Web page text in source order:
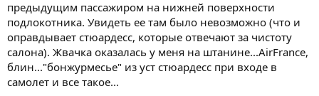
предыдущим пассажиром на нижней поверхности
подлокотника. Увидеть ее там было невозможно (что и
оправдывает стюардесс, которые отвечают за чистоту
салона). Жвачка оказалась у меня на штанине...AirFrance,
блин..."бонжурмесье" из уст стюардесс при входе в
самолет и все такое...